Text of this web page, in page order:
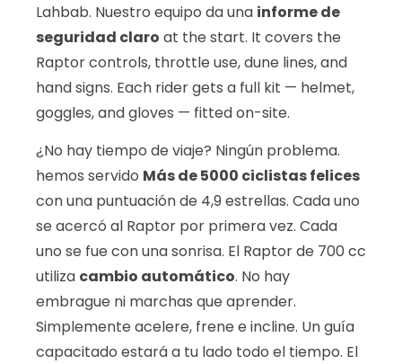
Lahbab. Nuestro equipo da una informe de
seguridad claro at the start. It covers the
Raptor controls, throttle use, dune lines, and
hand signs. Each rider gets a full kit — helmet,
goggles, and gloves — fitted on-site.
¿No hay tiempo de viaje? Ningún problema.
hemos servido Más de 5000 ciclistas felices
con una puntuación de 4,9 estrellas. Cada uno
se acercó al Raptor por primera vez. Cada
uno se fue con una sonrisa. El Raptor de 700 cc
utiliza cambio automático. No hay
embrague ni marchas que aprender.
Simplemente acelere, frene e incline. Un guía
capacitado estará a tu lado todo el tiempo. El